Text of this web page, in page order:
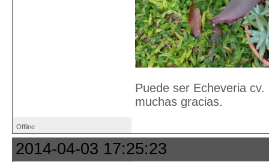
Puede ser Echeveria cv.
muchas gracias.
Offline
2014-04-03 17:25:23